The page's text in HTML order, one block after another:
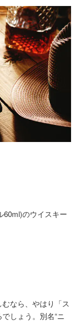
60ml)のウイスキー
なら、やはり「ス
しょう。別名“ニ